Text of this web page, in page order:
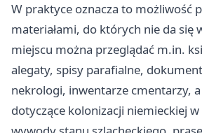
W praktyce oznacza to możliwość
materiałami, do których nie da się
miejscu można przeglądać m.in.
alegaty, spisy parafialne,
nekrologi, inwentarze cmentarzy, a
dotyczące kolonizacji niemieckiej